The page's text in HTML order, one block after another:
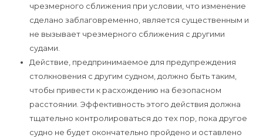
чрезмерного сближения при условии, что изменение
сделано заблаговременно, является существенным и
не вызывает чрезмерного сближения с другими
судами.
Действие, предпринимаемое для предупреждения
столкновения с другим судном, должно быть таким,
чтобы привести к расхождению на безопасном
расстоянии. Эффективность этого действия должна
тщательно контролироваться до тех пор, пока другое
судно не будет окончательно пройдено и оставлено